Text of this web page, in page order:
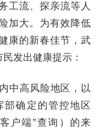
工流、探亲流等人
加大。为有效降低
康的新春佳节，武
发出健康提示：
高风险地区，以
部确定的管控地区
户端”查询）的来